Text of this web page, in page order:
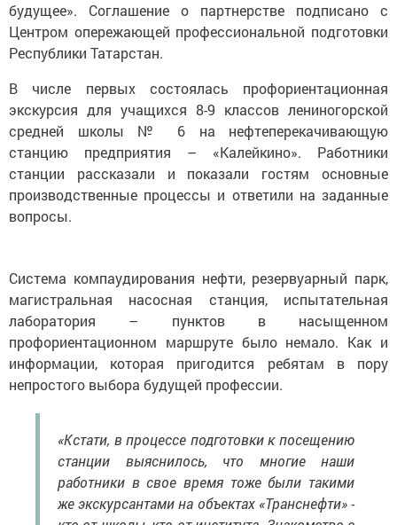
будущее». Соглашение о партнерстве подписано с
Центром опережающей профессиональной подготовки
Республики Татарстан.
В числе первых состоялась профориентационная
экскурсия для учащихся 8-9 классов лениногорской
средней школы № 6 на нефтеперекачивающую
станцию предприятия – «Калейкино». Работники
станции рассказали и показали гостям основные
производственные процессы и ответили на заданные
вопросы.
Система компаудирования нефти, резервуарный парк,
магистральная насосная станция, испытательная
лаборатория – пунктов в насыщенном
профориентационном маршруте было немало. Как и
информации, которая пригодится ребятам в пору
непростого выбора будущей профессии.
«Кстати, в процессе подготовки к посещению
станции выяснилось, что многие наши
работники в свое время тоже были такими
же экскурсантами на объектах «Транснефти» -